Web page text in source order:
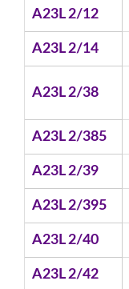
A23L 2/12
A23L 2/14
A23L 2/38
A23L 2/385
A23L 2/39
A23L 2/395
A23L 2/40
A23L 2/42